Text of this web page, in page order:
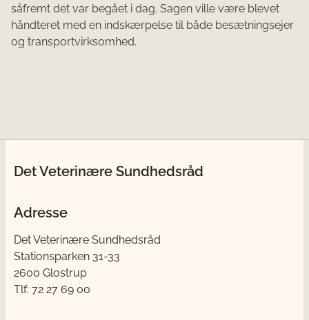
såfremt det var begået i dag. Sagen ville være blevet
håndteret med en indskærpelse til både besætningsejer
og transportvirksomhed.
Det Veterinære Sundhedsråd
Adresse
Det Veterinære Sundhedsråd
Stationsparken 31-33
2600 Glostrup
Tlf: 72 27 69 00